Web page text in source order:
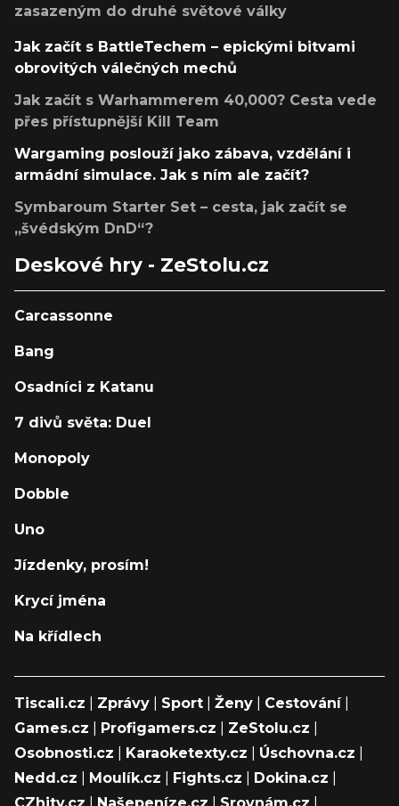
zasazeným do druhé světové války
Jak začít s BattleTechem – epickými bitvami
obrovitých válečných mechů
Jak začít s Warhammerem 40,000? Cesta vede
přes přístupnější Kill Team
Wargaming poslouží jako zábava, vzdělání i
armádní simulace. Jak s ním ale začít?
Symbaroum Starter Set – cesta, jak začít se
„švédským DnD“?
Deskové hry - ZeStolu.cz
Carcassonne
Bang
Osadníci z Katanu
7 divů světa: Duel
Monopoly
Dobble
Uno
Jízdenky, prosím!
Krycí jména
Na křídlech
Tiscali.cz Zprávy Sport Ženy Cestování|
Games.cz
Profigamers.cz ZeStolu.cz
Osobnosti.cz
Karaoketexty.cz Úschovna.cz
Nedd.cz
Moulík.cz Fights.cz Dokina.cz